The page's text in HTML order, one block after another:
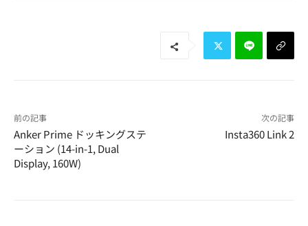
前の記事
Anker Prime ドッキングステ
ーション (14-in-1, Dual
Display, 160W)
次の記事
Insta360 Link 2